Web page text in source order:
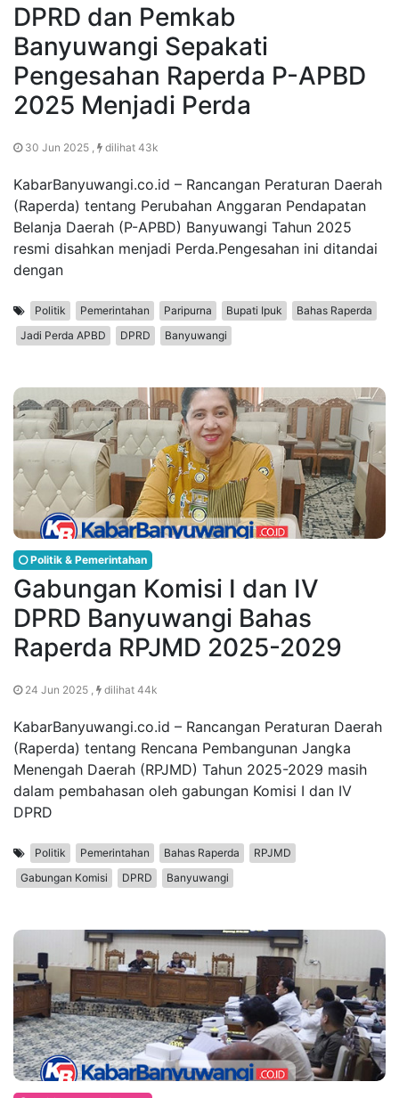
DPRD dan Pemkab
Banyuwangi Sepakati
Pengesahan Raperda P-APBD
2025 Menjadi Perda
30 Jun 2025 , dilihat 43k
KabarBanyuwangi.co.id – Rancangan Peraturan Daerah
(Raperda) tentang Perubahan Anggaran Pendapatan
Belanja Daerah (P-APBD) Banyuwangi Tahun 2025
resmi disahkan menjadi Perda.Pengesahan ini ditandai
dengan
Politik Pemerintahan Paripurna Bupati Ipuk
Bahas Raperda
Jadi Perda APBD
DPRD Banyuwangi
Politik & Pemerintahan
Gabungan Komisi I dan IV
DPRD Banyuwangi Bahas
Raperda RPJMD 2025-2029
24 Jun 2025 , dilihat 44k
KabarBanyuwangi.co.id – Rancangan Peraturan Daerah
(Raperda) tentang Rencana Pembangunan Jangka
Menengah Daerah (RPJMD) Tahun 2025-2029 masih
dalam pembahasan oleh gabungan Komisi I dan IV
DPRD
Politik Pemerintahan Bahas Raperda
RPJMD
Gabungan Komisi
DPRD Banyuwangi